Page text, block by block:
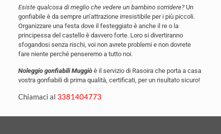
Esiste qualcosa di meglio che vedere un bambino sorridere?Un
gonfiabile è da sempre un’attrazione irresistibile per i più piccoli.
Organizzare una festa dove il festeggiato è anche il re o la
principessa del castello è davvero forte. Loro si divertiranno
sfogandosi senza rischi, voi non avrete problemi e non dovrete
fare niente perché penseremo a tutto noi.
Noleggio gonfiabili Muggiòè il servizio di Rasoira che porta a casa
vostra gonfiabili di prima qualità, certificati, per un risultato sicuro!
Chiamaci al 3381404773